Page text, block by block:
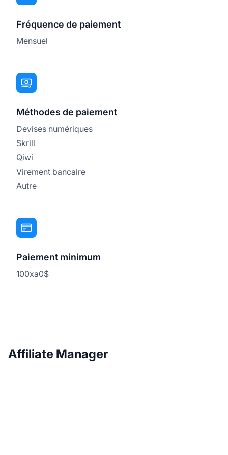
Fréquence de paiement
Mensuel
Méthodes de paiement
Devises numériques
Skrill
Qiwi
Virement bancaire
Autre
Paiement minimum
100xa0$
Affiliate Manager